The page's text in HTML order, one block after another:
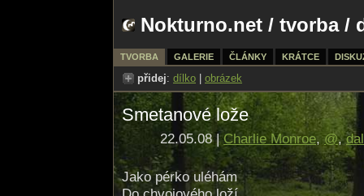
Nokturno.net / tvorba/
TVORBA GALERIE ČLÁNKY KRÁTCE
přidej: dílko obrázek
Smetanové lože
22.05.08 |Charlie Monroe,@,
Jako pérko uléhám